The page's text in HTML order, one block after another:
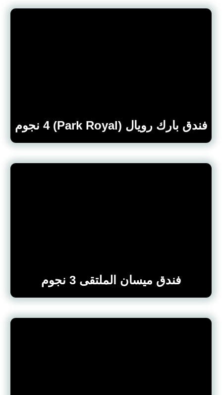
فندق بارك رويال (Park Royal) 4 نجوم
فندق ميسان الملتقى 3 نجوم